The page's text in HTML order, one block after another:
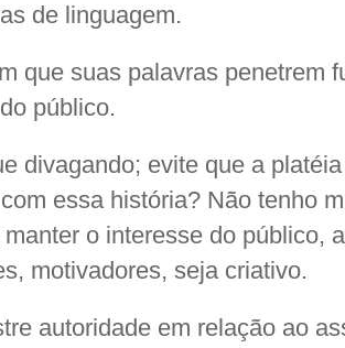
de linguagem.
que suas palavras penetrem
público.
divagando; evite que a
essa história? Não tenho
o interesse do público,
motivadores, seja criativo.
autoridade em relação ao